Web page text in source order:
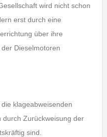
wird nicht schon
erst durch eine
über ihre
Dieselmotoren
klageabweisenden
durch Zurückweisung der
sind.